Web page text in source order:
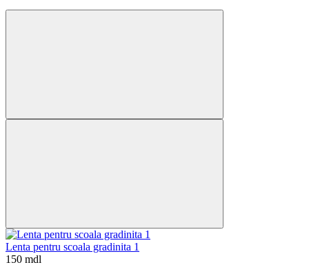
Lenta pentru scoala gradinita 1
150 mdl